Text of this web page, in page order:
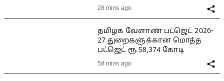
28 mins ago
தமிழக வேளாண் பட்ஜெட் 2026-
27 துறைகளுக்கான மொத்த
பட்ஜெட் ரூ.58,374 கோடி
58 mins ago